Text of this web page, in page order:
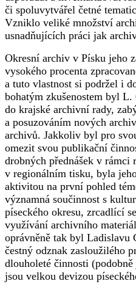
či spoluvytvářel četné
Vzniklo veliké množství
usnadňujících práci jak
Okresní archiv v Písku jeho
vysokého procenta
a tuto vlastnost si podržel i
bohatým zkušenostem byl
do krajské archivní rady,
a posuzováním nových
archivů. Jakkoliv byl pro
omezit svou publikační
drobných přednášek v rámci
v regionálním tisku, byla
aktivitou na první pohled
významná součinnost s
píseckého okresu, zrcadlící
využívání archivního
oprávněně tak byl Ladislavu
čestný odznak zasloužilého
dlouholeté činnosti
jsou velkou devizou